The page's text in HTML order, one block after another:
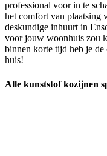
professional voor in te
het comfort van plaatsing
deskundige inhuurt in
voor jouw woonhuis zou
binnen korte tijd heb je
huis!
Alle kunststof kozijnen